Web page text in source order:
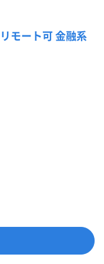
モート可 金融系